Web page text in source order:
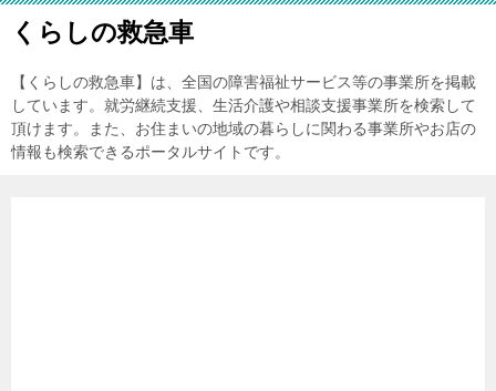
くらしの救急車
【くらしの救急車】は、全国の障害福祉サービス等の事業所を掲載
しています。就労継続支援、生活介護や相談支援事業所を検索して
頂けます。また、お住まいの地域の暮らしに関わる事業所やお店の
情報も検索できるポータルサイトです。